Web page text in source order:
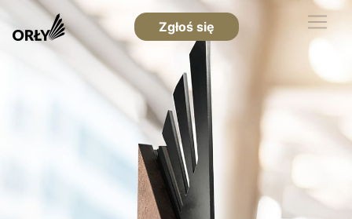
Zgłoś się